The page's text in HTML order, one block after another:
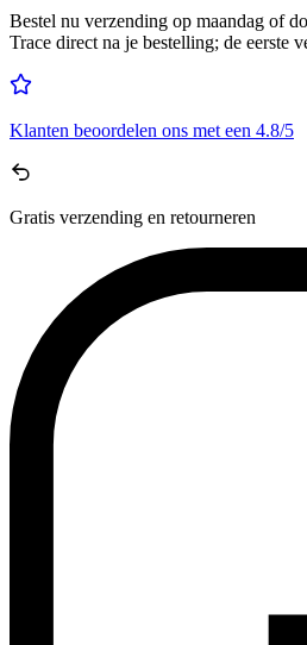
Bestel nu verzending op maandag of
Trace direct na je bestelling; de eerste
Klanten beoordelen ons met een 4.8/5
Gratis verzending en retourneren